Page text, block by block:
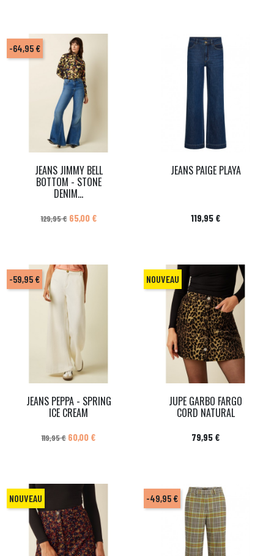
JEANS JIMMY BELL
BOTTOM - STONE
DENIM...
Prix de base
129,95 € Prix
65,00 €
-64,95 €
JEANS PAIGE PLAYA
Prix
119,95 €
JEANS PEPPA - SPRING
ICE CREAM
Prix de base
119,95 € Prix
60,00 €
-59,95 €
JUPE GARBO FARGO
CORD NATURAL
Prix
79,95 €
NOUVEAU
NOUVEAU -49,95 €